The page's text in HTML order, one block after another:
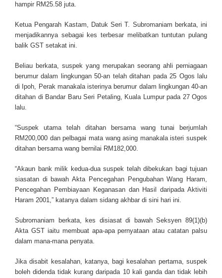
hampir RM25.58 juta.
Ketua Pengarah Kastam, Datuk Seri T. Subromaniam berkata, ini
menjadikannya sebagai kes terbesar melibatkan tuntutan pulang
balik GST setakat ini.
Beliau berkata, suspek yang merupakan seorang ahli perniagaan
berumur dalam lingkungan 50-an telah ditahan pada 25 Ogos lalu
di Ipoh, Perak manakala isterinya berumur dalam lingkungan 40-an
ditahan di Bandar Baru Seri Peta­ling, Kuala Lumpur pada 27 Ogos
lalu.
“Suspek utama telah ditahan bersama wang tunai berjumlah
RM200,000 dan pelbagai mata wang asing manakala isteri suspek
ditahan bersama wang bernilai RM182,000.
“Akaun bank milik kedua-dua suspek telah dibekukan bagi tujuan
siasatan di bawah Akta Pencegahan Pengubahan Wang Haram,
Pencegahan Pembiayaan Keganasan dan Hasil daripada Aktiviti
Haram 2001,” katanya dalam sidang akhbar di sini hari ini.
Subromaniam berkata, kes disiasat di bawah Seksyen 89(1)(b)
Akta GST iaitu membuat apa-apa pernyataan atau catat­an palsu
dalam mana-mana penyata.
Jika disabit kesalahan, katanya, bagi kesalahan pertama, suspek
boleh didenda tidak kurang daripada 10 kali ganda dan tidak lebih